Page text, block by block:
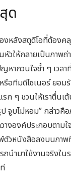
ด
องหลังสตูดิโอที่ต้อง
หัวให้กลายเป็นภาพ
หากวนใจซ้ำ ๆ เวลา
อทีมดีไซเนอร์ ยอม
ก ๆ ชวนให้เราตื่นเ
จูบไม่หอม” กล่าวคื
างองค์ประกอบตามใ
วหนังสือลงบนภาพ
ถนำมาใช้งานจริงใน